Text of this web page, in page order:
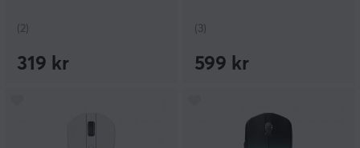
(2)
319 kr
(3)
599 kr